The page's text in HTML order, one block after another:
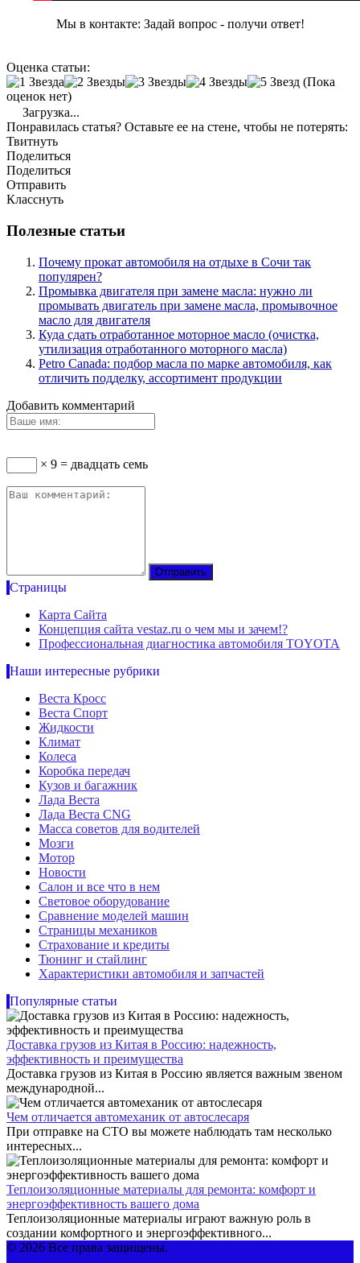
Мы в контакте: Задай вопрос - получи ответ!
Оценка статьи:
(Пока
оценок нет)
Загрузка...
Понравилась статья? Оставьте ее на стене, чтобы не потерять:
Твитнуть
Поделиться
Поделиться
Отправить
Класснуть
Полезные статьи
Почему прокат автомобиля на отдыхе в Сочи так
популярен?
Промывка двигателя при замене масла: нужно ли
промывать двигатель при замене масла, промывочное
масло для двигателя
Куда сдать отработанное моторное масло (очистка,
утилизация отработанного моторного масла)
Petro Canada: подбор масла по марке автомобиля, как
отличить подделку, ассортимент продукции
Добавить комментарий
× 9 = двадцать семь
Страницы
Карта Сайта
Концепция сайта vestaz.ru о чем мы и зачем!?
Профессиональная диагностика автомобиля TOYOTA
Наши интересные рубрики
Веста Кросс
Веста Спорт
Жидкости
Климат
Колеса
Коробка передач
Кузов и багажник
Лада Веста
Лада Веста CNG
Масса советов для водителей
Мозги
Мотор
Новости
Салон и все что в нем
Световое оборудование
Сравнение моделей машин
Страницы механиков
Страхование и кредиты
Тюнинг и стайлинг
Характеристики автомобиля и запчастей
Популярные статьи
Доставка грузов из Китая в Россию: надежность,
эффективность и преимущества
Доставка грузов из Китая в Россию является важным звеном
международной...
Чем отличается автомеханик от автослесаря
При отправке на СТО вы можете наблюдать там несколько
интересных...
Теплоизоляционные материалы для ремонта: комфорт и
энергоэффективность вашего дома
Теплоизоляционные материалы играют важную роль в
создании комфортного и энергоэффективного...
© 2026 Все права защищены.